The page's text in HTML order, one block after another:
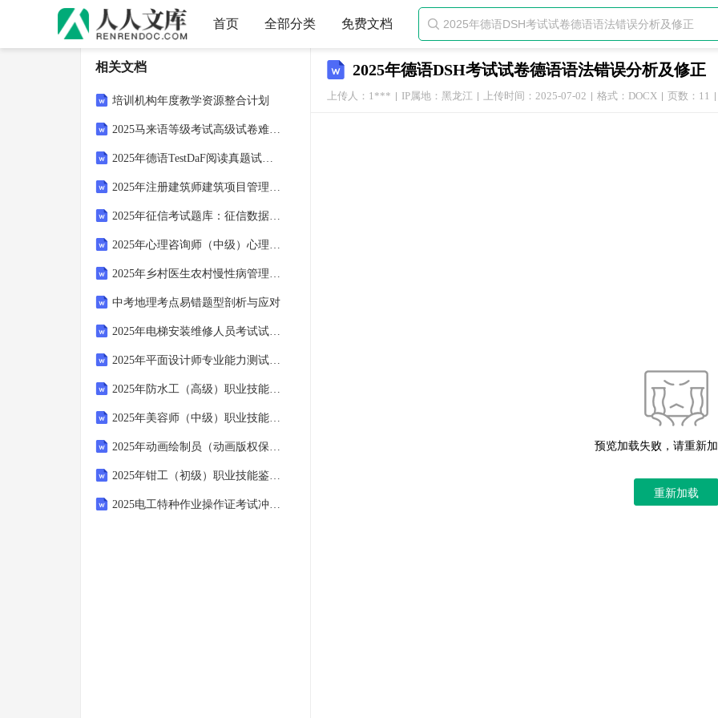
首页 全部分类 免费文档 
2025年德语DSH考试试卷德语语法错误分析及修正
上传人：1*** IP属地：黑龙江 上传时间：2025-07-02 格式：DOCX 页数：11
预览加载失败，请重新
重新加载
相关文档
培训机构年度教学资源整合计划
2025马来语等级考试高级试卷难点解析
2025年德语TestDaF阅读真题试卷解析与答案
2025年注册建筑师建筑项目管理考核试卷
2025年征信考试题库：征信数据分析挖掘信用风险分析模型
2025年心理咨询师（中级）心理咨询心理咨询心理评估与心理治疗干预策略试卷
2025年乡村医生农村慢性病管理慢性病管理药物合理应用试题汇编
中考地理考点易错题型剖析与应对
2025年电梯安装维修人员考试试卷：电梯行业市场分析报告试题
2025年平面设计师专业能力测试卷：设计软件操作与技巧试题
2025年防水工（高级）职业技能鉴定综合练习试卷
2025年美容师（中级）职业技能鉴定实操试卷：美容院品牌忠诚度培养策略分析与实践
2025年动画绘制员（动画版权保护与法律法规）考试试卷
2025年钳工（初级）职业技能鉴定试卷：钳工工艺与技能应用试题汇编
2025电工特种作业操作证考试冲刺试卷及解析